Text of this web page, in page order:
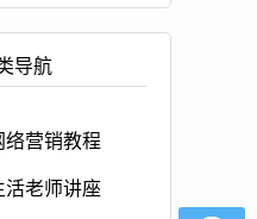
导航
络营销教程
活老师讲座